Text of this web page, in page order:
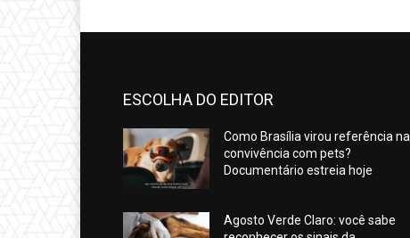
ESCOLHA DO EDITOR
Como Brasília virou referência na
convivência com pets?
Documentário estreia hoje
Agosto Verde Claro: você sabe